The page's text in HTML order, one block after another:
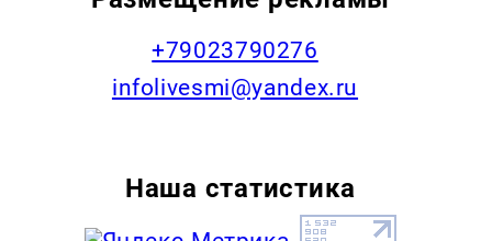
+79023790276
infolivesmi@yandex.ru
Наша статистика